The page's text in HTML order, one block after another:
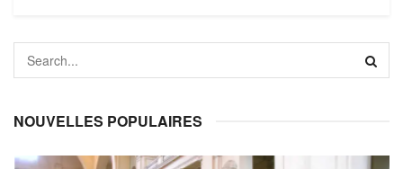
NOUVELLES POPULAIRES